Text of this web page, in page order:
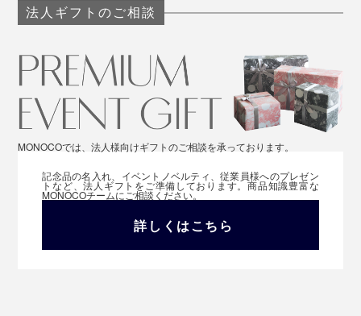
法人ギフトのご相談
MONOCOでは、法人様向けギフトのご相談を承っております。
記念品の名入れ、イベントノベルティ、従業員様へのプレゼン
トなど、法人ギフトをご準備しております。商品知識豊富な
MONOCOチームにご相談ください。
詳しくはこちら